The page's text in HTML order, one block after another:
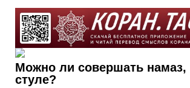
Можно ли совершать намаз,
стуле?